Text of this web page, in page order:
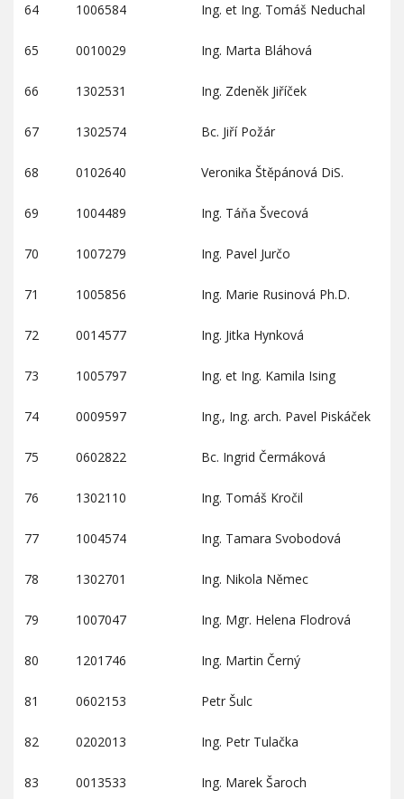
64 1006584 Ing. et Ing. Tomáš Neduchal
65 0010029 Ing. Marta Bláhová
66 1302531 Ing. Zdeněk Jiříček
67 1302574 Bc. Jiří Požár
68 0102640 Veronika Štěpánová DiS.
69 1004489 Ing. Táňa Švecová
70 1007279 Ing. Pavel Jurčo
71 1005856 Ing. Marie Rusinová Ph.D.
72 0014577 Ing. Jitka Hynková
73 1005797 Ing. et Ing. Kamila Ising
74 0009597 Ing., Ing. arch. Pavel Piskáček
75 0602822 Bc. Ingrid Čermáková
76 1302110 Ing. Tomáš Kročil
77 1004574 Ing. Tamara Svobodová
78 1302701 Ing. Nikola Němec
79 1007047 Ing. Mgr. Helena Flodrová
80 1201746 Ing. Martin Černý
81 0602153 Petr Šulc
82 0202013 Ing. Petr Tulačka
83 0013533 Ing. Marek Šaroch